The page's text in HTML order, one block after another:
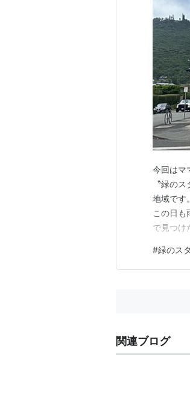
今回はマ
〝緑の
地域です
この日も
で見つけ
ションの
い海外限
#緑のス
関連ブログ